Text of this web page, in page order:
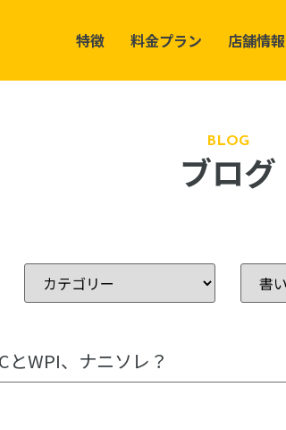
特徴 料金プラン 店舗情報
BLOG
ブログ
とWPI、ナニソレ？